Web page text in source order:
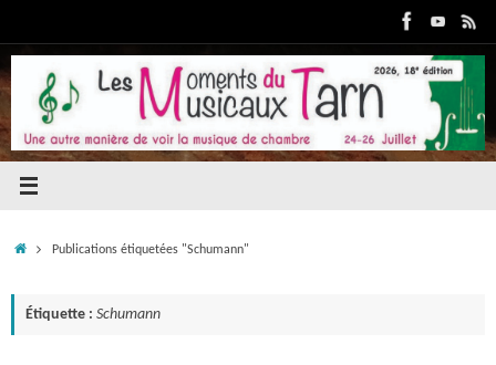
contenu
AccueilPublications étiquetées "Schumann"
Étiquette : Schumann